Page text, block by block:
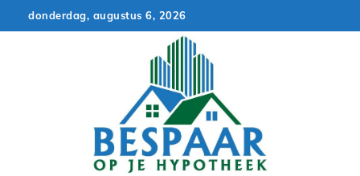
to
donderdag, augustus 6, 2026